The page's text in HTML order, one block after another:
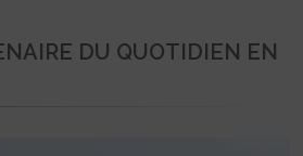
DU QUOTIDIEN EN